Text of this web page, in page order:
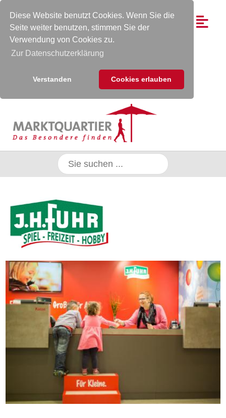
Diese Website benutzt Cookies. Wenn Sie die
Seite weiter benutzen, stimmen Sie der
Verwendung von Cookies zu.
Zur Datenschutzerklärung
Verstanden Cookies erlauben